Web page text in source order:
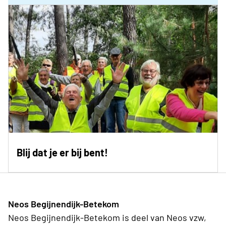
Blij dat je er bij bent!
Neos Begijnendijk-Betekom
Neos Begijnendijk-Betekom is deel van Neos vzw,